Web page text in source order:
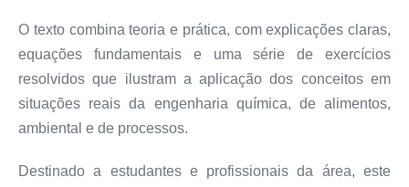
O texto combina teoria e prática, com explicações claras,
equações fundamentais e uma série de exercícios
resolvidos que ilustram a aplicação dos conceitos em
situações reais da engenharia química, de alimentos,
ambiental e de processos.
Destinado a estudantes e profissionais da área, este